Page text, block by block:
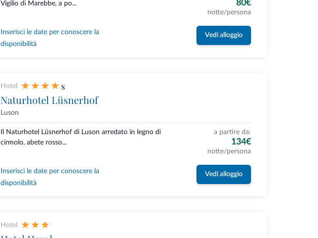
Vigilio di Marebbe, a po...
80€
notte/persona
Inserisci le date per conoscere la
disponibilità
Vedi alloggio
Hotel s
Naturhotel Lüsnerhof
Luson
Il Naturhotel Lüsnerhof di Luson arredato in legno di
cirmolo, abete rosso...
a partire da:
134€
notte/persona
Inserisci le date per conoscere la
disponibilità
Vedi alloggio
Hotel